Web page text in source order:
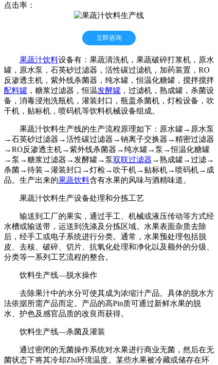
点击率：
立即咨询
果蔬汁饮料设备有：果蔬清洗机，果蔬破碎打浆机，原水
罐，原水泵，石英砂过滤器，活性碳过滤机，加药装置，RO
反渗透主机，紫外线杀菌器，纯水罐，恒温化糖罐，搅拌搅拌
配料罐 ，糖浆过滤器，恒温发酵罐 ，过滤机，熟成罐，杀菌设
备，消毒浸泡洗瓶机，灌装封口，瓶盖杀菌机，灯检设备，吹
干机，贴标机，喷码机等饮料机械设备组成。
果蔬汁饮料生产线的生产流程原理如下：原水罐→原水泵
→石英砂过滤器→活性碳过滤器→钠离子交换器→精密过滤器
→RO反渗透主机→紫外线杀菌器→纯水罐→泵→恒温化糖罐
→泵→糖浆过滤器→发酵罐→泵双联过滤器 →熟成罐→过滤→
杀菌→待装→灌装封口→灯检→吹干机→贴标机→喷码机→成
品。生产出来的果蔬饮料含有水果的风味与酒精味道。
果蔬汁饮料生产设备处理和分拣工艺
输送到工厂的果实，通过手工、机械或液压传动等方式经
水槽或输送带，运送到洗涤及分拣区域。水果表面杂质去除
后，经手工或电子系统进行分类。通常，水果预处理包括脱
皮、去核、破碎、切片、抗氧化处理和净化以及额外的分级、
分类等一系列工艺流程的整合。
饮料生产线—脱水操作
去除果汁中的水分可使其成为浓缩汁产品。具体的脱水方
法依据所需产品而定。产品的高Pin质可通过新鲜水果的脱
水、护色及感官品质的改良而获得。
饮料生产线—杀菌及灌装
通过密闭的无菌操作系统对水果进行商业无菌，然后在无
菌状态下将其冷却Zhi环境温度。某些水果被冷藏或储存在环